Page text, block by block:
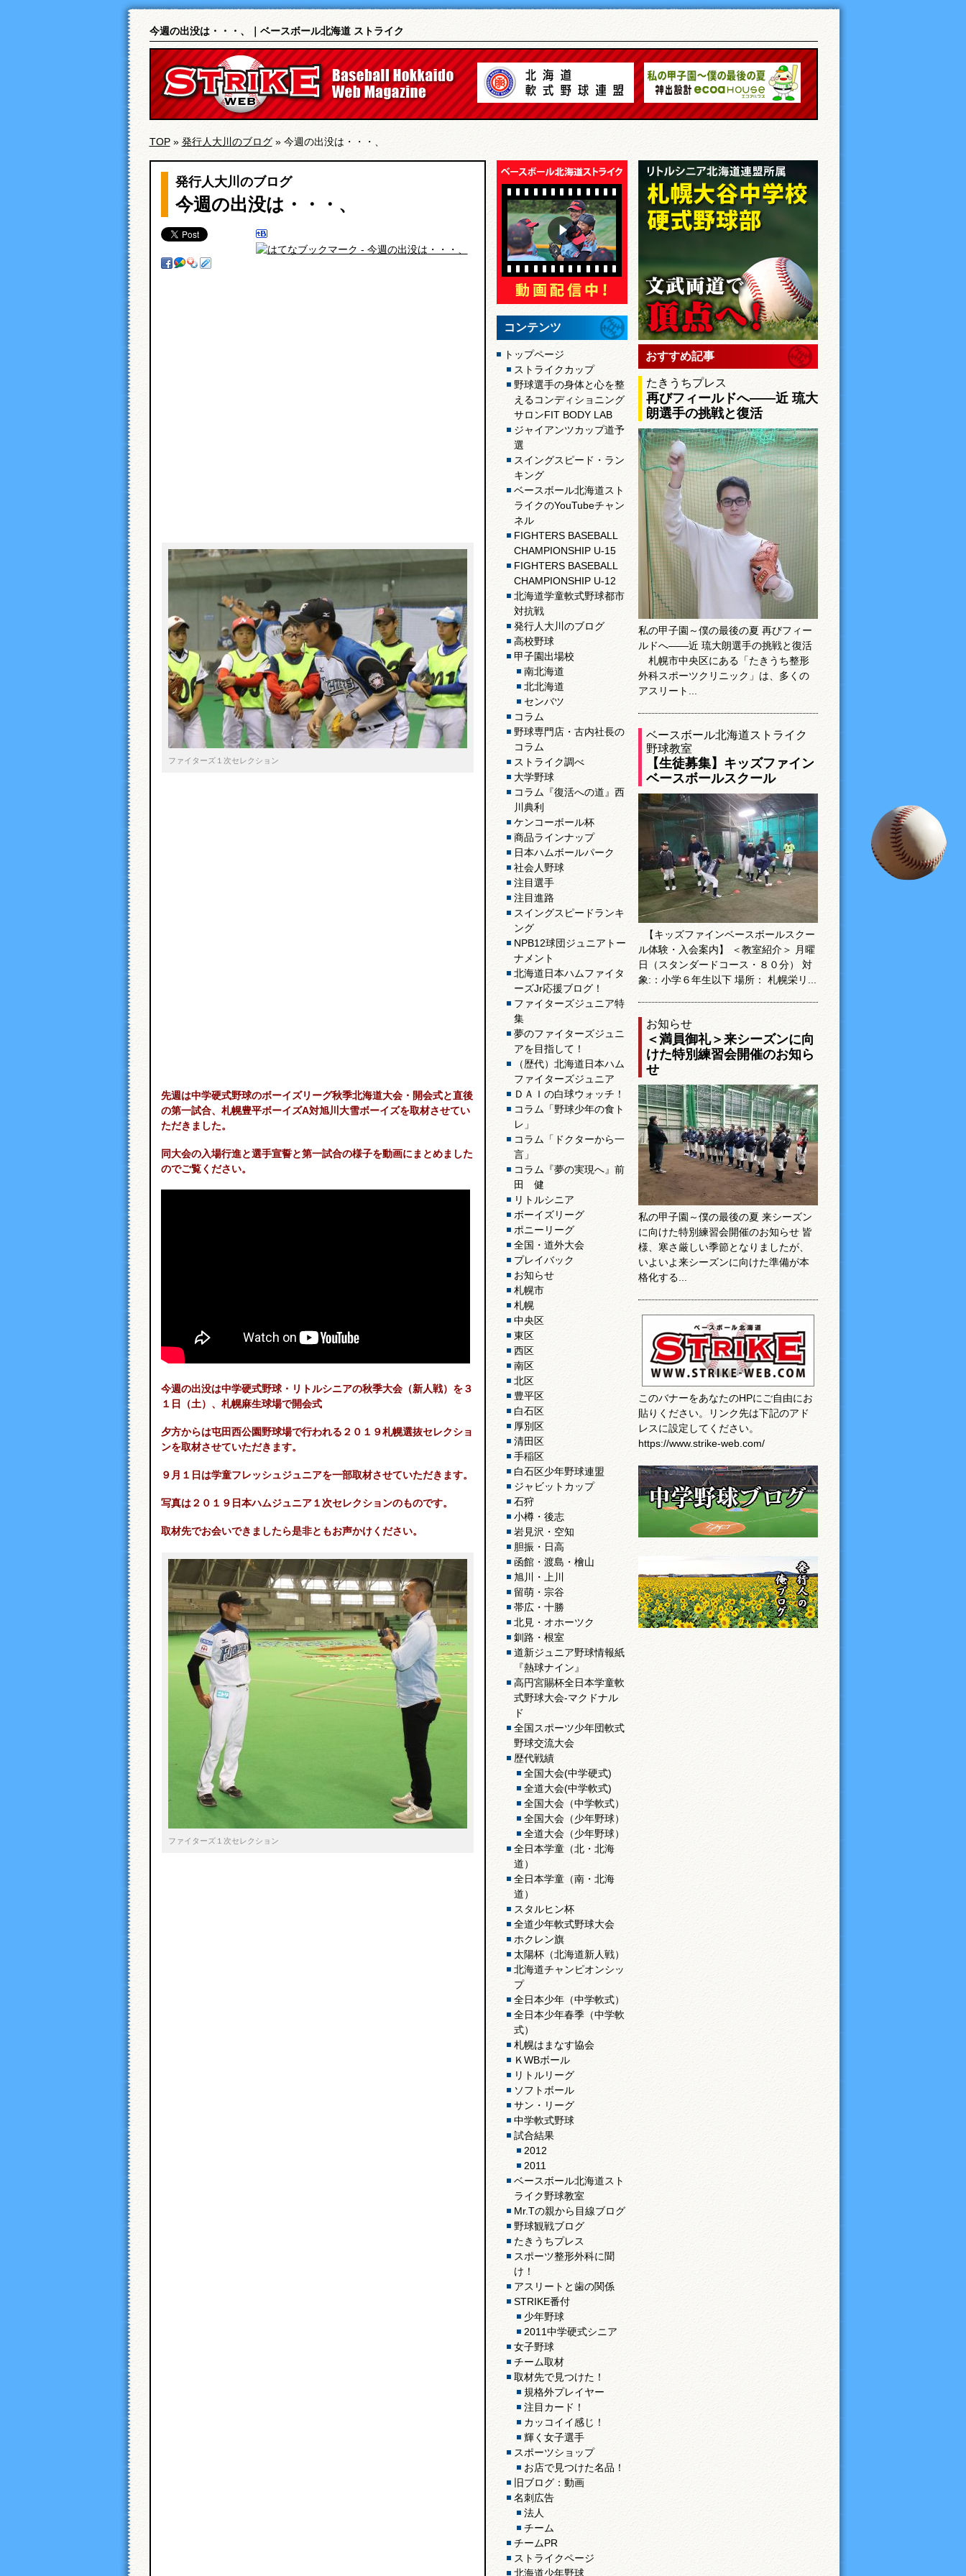
今週の出没は・・・、｜ベースボール北海道 ストライク
TOP » 発行人大川のブログ» 今週の出没は・・・、
発行人大川のブログ
今週の出没は・・・、
ファイターズ１次セレクション
先週は中学硬式野球のボーイズリーグ秋季北海道大会・開会式と直後
の第一試合、札幌豊平ボーイズA対旭川大雪ボーイズを取材させてい
ただきました。
同大会の入場行進と選手宣誓と第一試合の様子を動画にまとめました
のでご覧ください。
今週の出没は中学硬式野球・リトルシニアの秋季大会（新人戦）を３
１日（土）、札幌麻生球場で開会式
夕方からは屯田西公園野球場で行われる２０１９札幌選抜セレクショ
ンを取材させていただきます。
９月１日は学童フレッシュジュニアを一部取材させていただきます。
写真は２０１９日本ハムジュニア１次セレクションのものです。
取材先でお会いできましたら是非ともお声かけください。
ファイターズ１次セレクション
コンテンツ
トップページ
ストライクカップ
野球選手の身体と心を整
えるコンディショニング
サロンFIT BODY LAB
ジャイアンツカップ道予
選
スイングスピード・ラン
キング
ベースボール北海道スト
ライクのYouTubeチャン
ネル
FIGHTERS BASEBALL
CHAMPIONSHIP U-15
FIGHTERS BASEBALL
CHAMPIONSHIP U-12
北海道学童軟式野球都市
対抗戦
発行人大川のブログ
高校野球
甲子園出場校
南北海道
北北海道
センバツ
コラム
野球専門店・古内社長の
コラム
ストライク調べ
大学野球
コラム『復活への道』西
川典利
ケンコーボール杯
商品ラインナップ
日本ハムボールパーク
社会人野球
注目選手
注目進路
スイングスピードランキ
ング
NPB12球団ジュニアトー
ナメント
北海道日本ハムファイタ
ーズJr応援ブログ！
ファイターズジュニア特
集
夢のファイターズジュニ
アを目指して！
（歴代）北海道日本ハム
ファイターズジュニア
ＤＡＩの白球ウォッチ！
コラム「野球少年の食ト
レ」
コラム「ドクターから一
言」
コラム『夢の実現へ』前
田 健
リトルシニア
ボーイズリーグ
ポニーリーグ
全国・道外大会
プレイバック
お知らせ
札幌市
札幌
中央区
東区
西区
南区
北区
豊平区
白石区
厚別区
清田区
手稲区
白石区少年野球連盟
ジャビットカップ
石狩
小樽・後志
岩見沢・空知
胆振・日高
函館・渡島・檜山
旭川・上川
留萌・宗谷
帯広・十勝
北見・オホーツク
釧路・根室
道新ジュニア野球情報紙
『熱球ナイン』
高円宮賜杯全日本学童軟
式野球大会-マクドナル
ド
全国スポーツ少年団軟式
野球交流大会
歴代戦績
全国大会(中学硬式)
全道大会(中学軟式)
全国大会（中学軟式）
全国大会（少年野球）
全道大会（少年野球）
全日本学童（北・北海
道）
全日本学童（南・北海
道）
スタルヒン杯
全道少年軟式野球大会
ホクレン旗
太陽杯（北海道新人戦）
北海道チャンピオンシッ
プ
全日本少年（中学軟式）
全日本少年春季（中学軟
式）
札幌はまなす協会
ＫWBボール
リトルリーグ
ソフトボール
サン・リーグ
中学軟式野球
試合結果
2012
2011
ベースボール北海道スト
ライク野球教室
Mr.Tの親から目線ブログ
野球観戦ブログ
たきうちプレス
スポーツ整形外科に聞
け！
アスリートと歯の関係
STRIKE番付
少年野球
2011中学硬式シニア
女子野球
チーム取材
取材先で見つけた！
規格外プレイヤー
注目カード！
カッコイイ感じ！
輝く女子選手
スポーツショップ
お店で見つけた名品！
旧ブログ：動画
名刺広告
法人
チーム
チームPR
ストライクページ
北海道少年野球
おすすめ記事
たきうちプレス
再びフィールドへ――近 琉大
朗選手の挑戦と復活
私の甲子園～僕の最後の夏 再びフィー
ルドへ――近 琉大朗選手の挑戦と復活
札幌市中央区にある「たきうち整形
外科スポーツクリニック」は、多くの
アスリート...
ベースボール北海道ストライク
野球教室
【生徒募集】キッズファイン
ベースボールスクール
【キッズファインベースボールスクー
ル体験・入会案内】 ＜教室紹介＞ 月曜
日（スタンダードコース・８０分） 対
象:：小学６年生以下 場所： 札幌栄リ...
お知らせ
＜満員御礼＞来シーズンに向
けた特別練習会開催のお知ら
せ
私の甲子園～僕の最後の夏 来シーズン
に向けた特別練習会開催のお知らせ 皆
様、寒さ厳しい季節となりましたが、
いよいよ来シーズンに向けた準備が本
格化する...
このバナーをあなたのHPにご自由にお
貼りください。リンク先は下記のアド
レスに設定してください。
https://www.strike-web.com/